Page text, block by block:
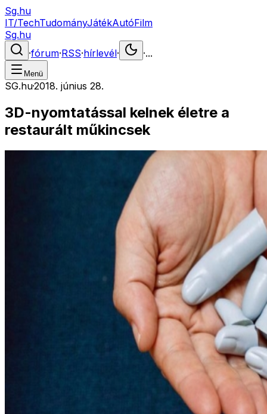
Sg.hu
IT/TechTudományJátékAutóFilm
Sg.hu
·fórum·RSS·hírlevél· ·...
Menü
SG.hu·2018. június 28.
3D-nyomtatással kelnek életre a
restaurált műkincsek